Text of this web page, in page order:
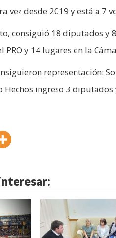
desde 2019 y está a 7
consiguió 18 diputados y
y 14 lugares en la
representación:
Hechos ingresó 3